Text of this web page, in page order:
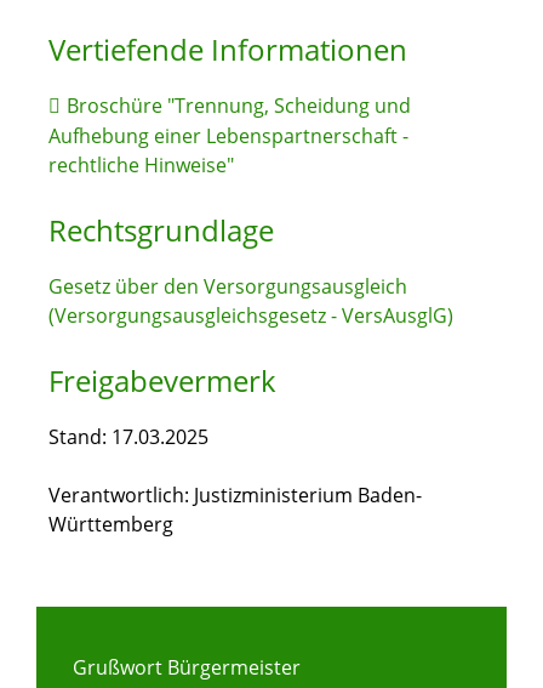
Vertiefende Informationen
Broschüre "Trennung, Scheidung und
Aufhebung einer Lebenspartnerschaft -
rechtliche Hinweise"
Rechtsgrundlage
Gesetz über den Versorgungsausgleich
(Versorgungsausgleichsgesetz - VersAusglG)
Freigabevermerk
Stand: 17.03.2025
Verantwortlich: Justizministerium Baden-
Württemberg
Grußwort Bürgermeister